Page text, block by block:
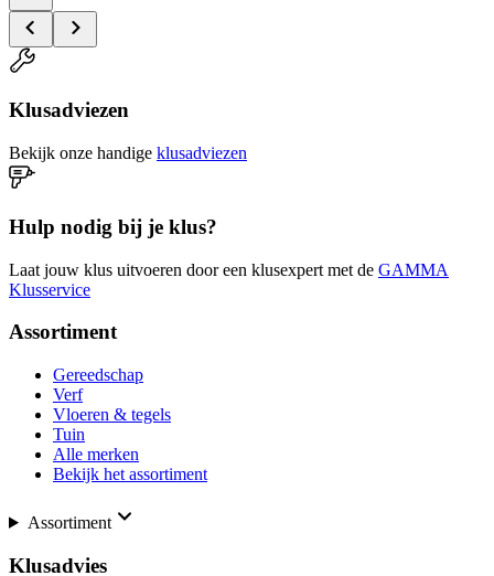
Klusadviezen
Bekijk onze handige klusadviezen
Hulp nodig bij je klus?
Laat jouw klus uitvoeren door een klusexpert met de GAMMA
Klusservice
Assortiment
Gereedschap
Verf
Vloeren & tegels
Tuin
Alle merken
Bekijk het assortiment
Assortiment
Klusadvies